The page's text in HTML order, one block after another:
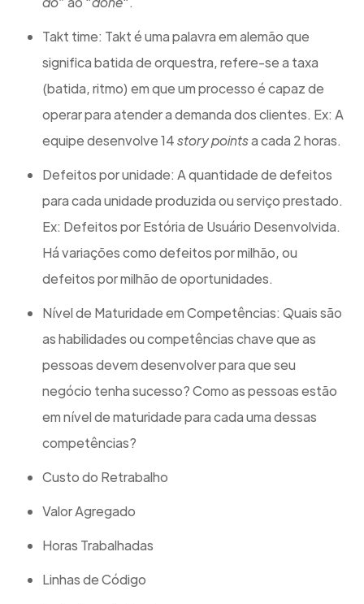
Takt time: Takt é uma palavra em alemão que
significa batida de orquestra, refere-se a taxa
(batida, ritmo) em que um processo é capaz de
operar para atender a demanda dos clientes. Ex: A
equipe desenvolve 14story pointsa cada 2 horas.
Defeitos por unidade: A quantidade de defeitos
para cada unidade produzida ou serviço prestado.
Ex: Defeitos por Estória de Usuário Desenvolvida.
Há variações como defeitos por milhão, ou
defeitos por milhão de oportunidades.
Nível de Maturidade em Competências: Quais são
as habilidades ou competências chave que as
pessoas devem desenvolver para que seu
negócio tenha sucesso? Como as pessoas estão
em nível de maturidade para cada uma dessas
competências?
Custo do Retrabalho
Valor Agregado
Horas Trabalhadas
Linhas de Código